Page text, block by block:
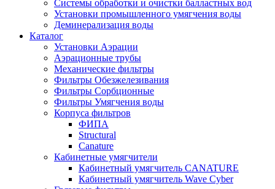
Системы обработки и очистки балластных вод
Установки промышленного умягчения воды
Деминерализация воды
Каталог
Установки Аэрации
Аэрационные трубы
Механические фильтры
Фильтры Обезжелезивания
Фильтры Сорбционные
Фильтры Умягчения воды
Корпуса фильтров
ФИПА
Structural
Canature
Кабинетные умягчители
Кабинетный умягчитель CANATURE
Кабинетный умягчитель Wave Cyber